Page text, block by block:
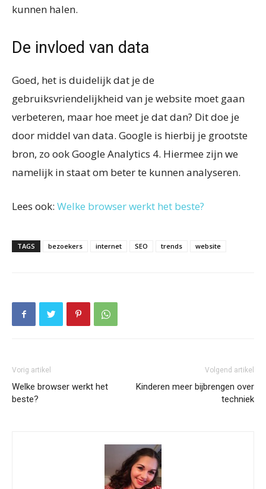
kunnen halen.
De invloed van data
Goed, het is duidelijk dat je de
gebruiksvriendelijkheid van je website moet gaan
verbeteren, maar hoe meet je dat dan? Dit doe je
door middel van data. Google is hierbij je grootste
bron, zo ook Google Analytics 4. Hiermee zijn we
namelijk in staat om beter te kunnen analyseren.
Lees ook: Welke browser werkt het beste?
TAGS bezoekers internet SEO trends website
Vorig artikel
Welke browser werkt het
beste?
Volgend artikel
Kinderen meer bijbrengen over
techniek